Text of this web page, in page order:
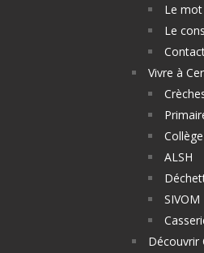
Le
Le
Vivre à
Collège
ALSH
SIVOM
Découvrir